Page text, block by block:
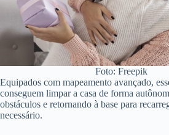
Foto: Freepik
Equipados com mapeamento avançado,
conseguem limpar a casa de forma
obstáculos e retornando à base para
necessário.